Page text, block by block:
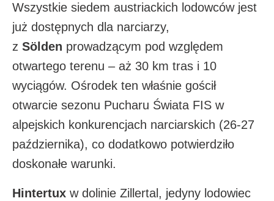
Wszystkie siedem austriackich lodowców jest
już dostępnych dla narciarzy,
z Sölden prowadzącym pod względem
otwartego terenu – aż 30 km tras i 10
wyciągów. Ośrodek ten właśnie gościł
otwarcie sezonu Pucharu Świata FIS w
alpejskich konkurencjach narciarskich (26-27
października), co dodatkowo potwierdziło
doskonałe warunki.​
Hintertux w dolinie Zillertal, jedyny lodowiec